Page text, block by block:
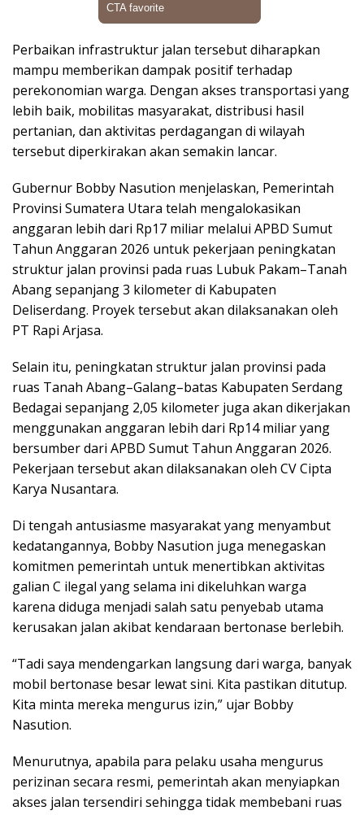
Perbaikan infrastruktur jalan tersebut diharapkan
mampu memberikan dampak positif terhadap
perekonomian warga. Dengan akses transportasi yang
lebih baik, mobilitas masyarakat, distribusi hasil
pertanian, dan aktivitas perdagangan di wilayah
tersebut diperkirakan akan semakin lancar.
Gubernur Bobby Nasution menjelaskan, Pemerintah
Provinsi Sumatera Utara telah mengalokasikan
anggaran lebih dari Rp17 miliar melalui APBD Sumut
Tahun Anggaran 2026 untuk pekerjaan peningkatan
struktur jalan provinsi pada ruas Lubuk Pakam–Tanah
Abang sepanjang 3 kilometer di Kabupaten
Deliserdang. Proyek tersebut akan dilaksanakan oleh
PT Rapi Arjasa.
Selain itu, peningkatan struktur jalan provinsi pada
ruas Tanah Abang–Galang–batas Kabupaten Serdang
Bedagai sepanjang 2,05 kilometer juga akan dikerjakan
menggunakan anggaran lebih dari Rp14 miliar yang
bersumber dari APBD Sumut Tahun Anggaran 2026.
Pekerjaan tersebut akan dilaksanakan oleh CV Cipta
Karya Nusantara.
Di tengah antusiasme masyarakat yang menyambut
kedatangannya, Bobby Nasution juga menegaskan
komitmen pemerintah untuk menertibkan aktivitas
galian C ilegal yang selama ini dikeluhkan warga
karena diduga menjadi salah satu penyebab utama
kerusakan jalan akibat kendaraan bertonase berlebih.
“Tadi saya mendengarkan langsung dari warga, banyak
mobil bertonase besar lewat sini. Kita pastikan ditutup.
Kita minta mereka mengurus izin,” ujar Bobby
Nasution.
Menurutnya, apabila para pelaku usaha mengurus
perizinan secara resmi, pemerintah akan menyiapkan
akses jalan tersendiri sehingga tidak membebani ruas